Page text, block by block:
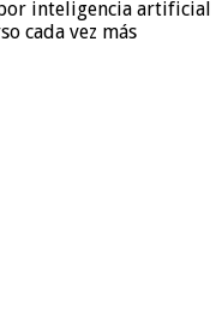
inteligencia artificial
cada vez más